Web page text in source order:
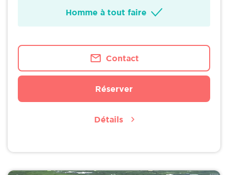
Homme à tout faire
Contact
Réserver
Détails